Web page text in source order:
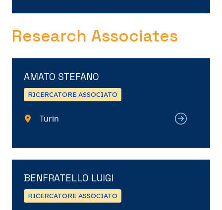
Research Associates
AMATO STEFANO
RICERCATORE ASSOCIATO
Turin
BENFRATELLO LUIGI
RICERCATORE ASSOCIATO